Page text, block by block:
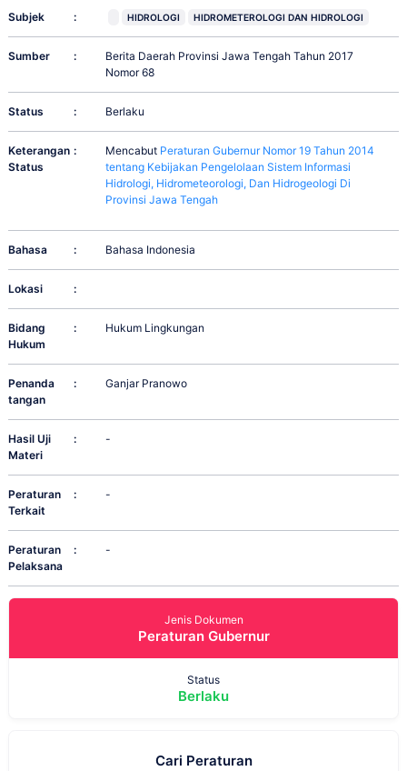
Subjek : HIDROLOGI HIDROMETEROLOGI DAN HIDROLOGI
Sumber :
Berita Daerah Provinsi Jawa Tengah Tahun 2017
Nomor 68
Status : Berlaku
Keterangan
Status
: Mencabut Peraturan Gubernur Nomor 19 Tahun 2014
tentang Kebijakan Pengelolaan Sistem Informasi
Hidrologi, Hidrometeorologi, Dan Hidrogeologi Di
Provinsi Jawa Tengah
Bahasa : Bahasa Indonesia
Lokasi :
Bidang
Hukum
: Hukum Lingkungan
Penanda
tangan
: Ganjar Pranowo
Hasil Uji
Materi
: -
Peraturan
Terkait
: -
Peraturan
Pelaksana
: -
Jenis Dokumen
Peraturan Gubernur
Status
Berlaku
Cari Peraturan